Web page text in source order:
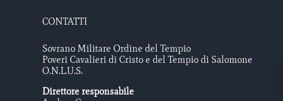
CONTATTI
Sovrano Militare Ordine del Tempio
Poveri Cavalieri di Cristo e del Tempio di Salomone
O.N.L.U.S.
Direttore responsabile